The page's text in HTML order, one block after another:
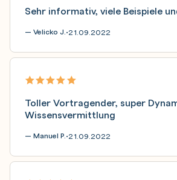
Sehr informativ, viele Beispiele
— Velicko J.•21.09.2022
Toller Vortragender, super
Wissensvermittlung
— Manuel P.•21.09.2022